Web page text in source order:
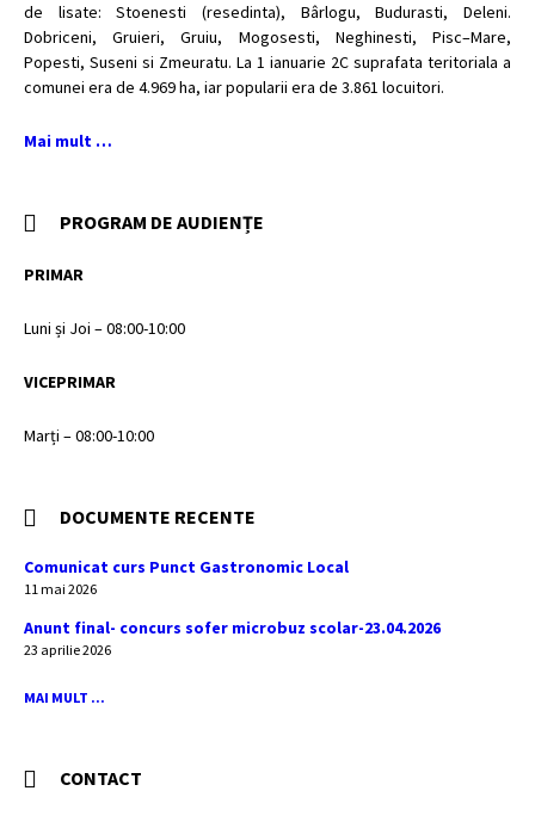
de lisate: Stoenesti (resedinta), Bârlogu, Budurasti, Deleni.
Dobriceni, Gruieri, Gruiu, Mogosesti, Neghinesti, Pisc–Mare,
Popesti, Suseni si Zmeuratu. La 1 ianuarie 2C suprafata teritoriala a
comunei era de 4.969 ha, iar popularii era de 3.861 locuitori.
Mai mult …
PROGRAM DE AUDIENȚE
PRIMAR
Luni și Joi – 08:00-10:00
VICEPRIMAR
Marți – 08:00-10:00
DOCUMENTE RECENTE
Comunicat curs Punct Gastronomic Local
11 mai 2026
Anunt final- concurs sofer microbuz scolar-23.04.2026
23 aprilie 2026
MAI MULT ...
CONTACT